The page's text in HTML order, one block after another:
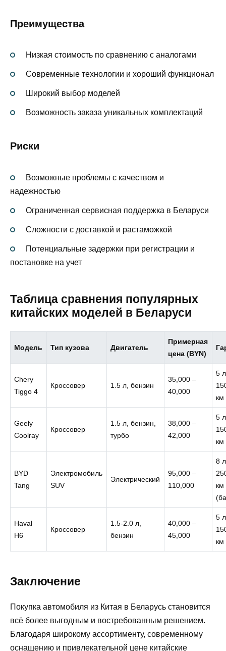
Преимущества
Низкая стоимость по сравнению с аналогами
Современные технологии и хороший функционал
Широкий выбор моделей
Возможность заказа уникальных комплектаций
Риски
Возможные проблемы с качеством и
надежностью
Ограниченная сервисная поддержка в Беларуси
Сложности с доставкой и растаможкой
Потенциальные задержки при регистрации и
постановке на учет
Таблица сравнения популярных
китайских моделей в Беларуси
Модель Тип кузова Двигатель
Примерная
цена (BYN)
Chery
Tiggo 4
Кроссовер 1.5 л, бензин
35,000 –
40,000
5
км
Geely
Coolray
Кроссовер
1.5 л, бензин,
турбо
38,000 –
42,000
5
км
BYD
Tang
Электромобиль
SUV
Электрический
95,000 –
110,000
8
км
Haval
H6
Кроссовер
1.5-2.0 л,
бензин
40,000 –
45,000
5
км
Заключение
Покупка автомобиля из Китая в Беларусь становится
всё более выгодным и востребованным решением.
Благодаря широкому ассортименту, современному
оснащению и привлекательной цене китайские